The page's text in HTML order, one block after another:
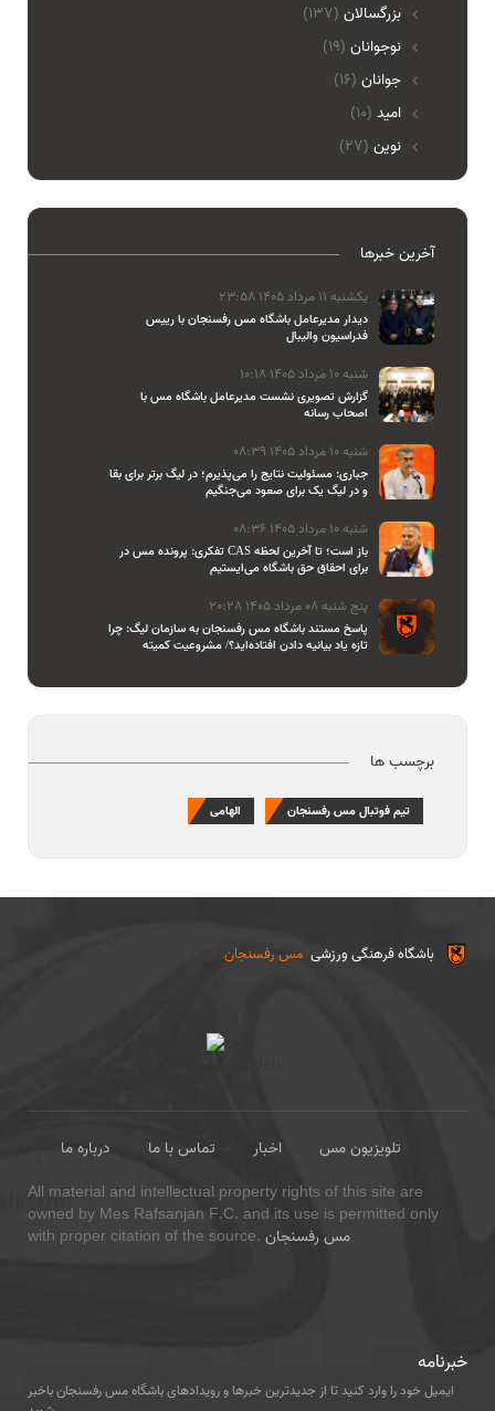
بزرگسالان (137)
نوجوانان (19)
جوانان (16)
امید (10)
نوین (27)
آخرین خبرها
یکشنبه 11 مرداد 1405 23:58
دیدار مدیرعامل باشگاه مس رفسنجان با رییس
فدراسیون والیبال
شنبه 10 مرداد 1405 10:18
گزارش تصویری نشست مدیرعامل باشگاه مس با
اصحاب رسانه
شنبه 10 مرداد 1405 08:39
جباری: مسئولیت نتایج را می‌پذیرم؛ در لیگ برتر برای بقا
و در لیگ یک برای صعود می‌جنگیم
شنبه 10 مرداد 1405 08:36
تفکری: پرونده مس در CAS باز است؛ تا آخرین لحظه
برای احقاق حق باشگاه می‌ایستیم
پنج شنبه 08 مرداد 1405 20:28
پاسخ مستند باشگاه مس رفسنجان به سازمان لیگ: چرا
تازه یاد بیانیه دادن افتاده‌اید؟/ مشروعیت کمیته
برچسب ها
تیم فوتبال مس رفسنجان الهامی
مس رفسنجان باشگاه فرهنگی ورزشی
درباره ما تماس با ما اخبار
تلویزیون مس
All material and intellectual property rights of this site are
owned by Mes Rafsanjan F.C. and its use is permitted only
with proper citation of the source. مس رفسنجان
خبرنامه
ایمیل خود را وارد کنید تا از جدیدترین خبرها و رویدادهای باشگاه مس رفسنجان باخبر